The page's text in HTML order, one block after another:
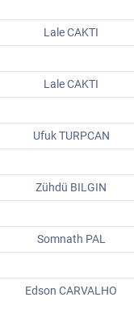
Lale CAKTI
Lale CAKTI
Ufuk TURPCAN
Zühdü BILGIN
Somnath PAL
Edson CARVALHO